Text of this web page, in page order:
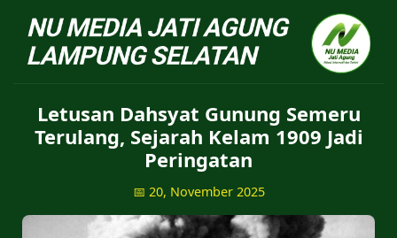
NU Jatiagung - Situs
Letusan Dahsyat Gunung Semeru
Terulang, Sejarah Kelam 1909 Jadi
Peringatan
📅 20, November 2025